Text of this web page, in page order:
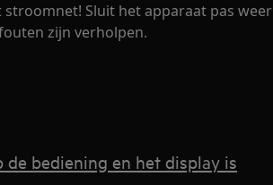
Sluit het apparaat pas weer
zijn verholpen.
bediening en het display is